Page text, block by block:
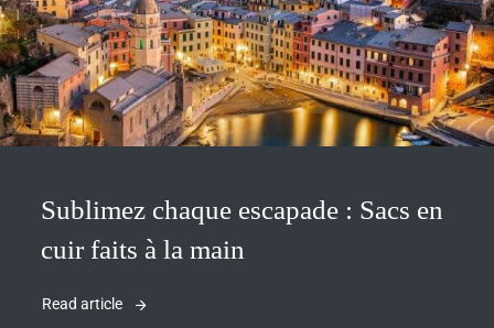
Sublimez chaque escapade : Sacs en
cuir faits à la main
Read article